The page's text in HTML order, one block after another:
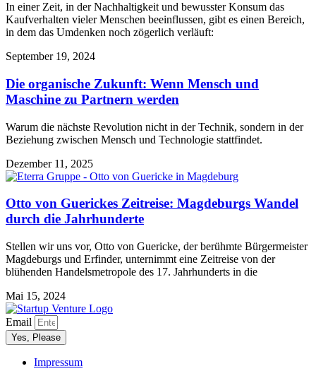
In einer Zeit, in der Nachhaltigkeit und bewusster Konsum das
Kaufverhalten vieler Menschen beeinflussen, gibt es einen Bereich,
in dem das Umdenken noch zögerlich verläuft:
September 19, 2024
Die organische Zukunft: Wenn Mensch und
Maschine zu Partnern werden
Warum die nächste Revolution nicht in der Technik, sondern in der
Beziehung zwischen Mensch und Technologie stattfindet.
Dezember 11, 2025
Otto von Guerickes Zeitreise: Magdeburgs Wandel
durch die Jahrhunderte
Stellen wir uns vor, Otto von Guericke, der berühmte Bürgermeister
Magdeburgs und Erfinder, unternimmt eine Zeitreise von der
blühenden Handelsmetropole des 17. Jahrhunderts in die
Mai 15, 2024
Email
Yes, Please
Impressum